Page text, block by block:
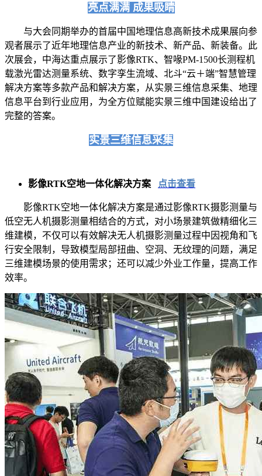
亮点满满 成果吸睛
与大会同期举办的首届中国地理信息高新技术成果展向参
观者展示了近年地理信息产业的新技术、新产品、新装备。此
次展会，中海达重点展示了影像RTK、智喙PM-1500长测程机
载激光雷达测量系统、数字孪生流域、北斗“云＋端”智慧管理
解决方案等多款产品和解决方案，从实景三维信息采集、地理
信息平台到行业应用，为全方位赋能实景三维中国建设给出了
完整的答案。
实景三维信息采集
影像RTK空地一体化解决方案 点击查看
影像RTK空地一体化解决方案是通过影像RTK摄影测量与
低空无人机摄影测量相结合的方式，对小场景建筑做精细化三
维建模，不仅可以有效解决无人机摄影测量过程中因视角和飞
行安全限制，导致模型局部扭曲、空洞、无纹理的问题，满足
三维建模场景的使用需求；还可以减少外业工作量，提高工作
效率。